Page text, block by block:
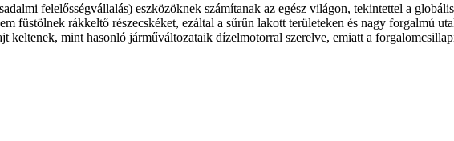
felelősségvállalás) eszközöknek számítanak az egész világon, tekintettel a
füstölnek rákkeltő részecskéket, ezáltal a sűrűn lakott területeken és nagy forgalmú
keltenek, mint hasonló járműváltozataik dízelmotorral szerelve, emiatt a